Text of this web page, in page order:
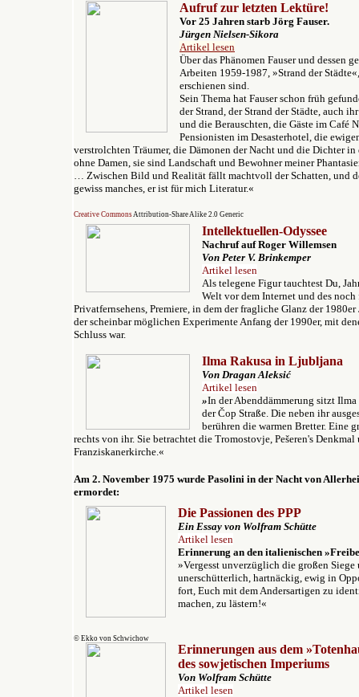
Aufruf zur letzten Lektüre!
Vor 25 Jahren starb Jörg Fauser.
Jürgen Nielsen-Sikora
Artikel lesen
Über das Phänomen Fauser und dessen
Arbeiten 1959-1987, »Strand der
erschienen sind.
Sein Thema hat Fauser schon früh
der Strand, der Strand der Städte, auch
und die Berauschten, die Gäste im Café
Pensionisten im Desasterhotel, die
verstrolchten Träumer, die Dämonen der Nacht und die Dichter
ohne Damen, sie sind Landschaft und Bewohner meiner
… Zwischen Bild und Realität fällt machtvoll der Schatten, und
gewiss manches, er ist für mich Literatur.«
Creative CommonsAttribution-Share Alike 2.0 Generic
Intellektuellen-Odyssee
Nachruf auf Roger Willemsen
Von Peter V. Brinkemper
Artikel lesen
Als telegene Figur tauchtest Du,
Welt vor dem Internet und des
Privatfernsehens, Premiere, in dem der fragliche Glanz der
der scheinbar möglichen Experimente Anfang der 1990er, mit
Schluss war.
Ilma Rakusa in Ljubljana
Von Dragan Aleksić
Artikel lesen
»In der Abenddämmerung sitzt
der Čop Straße. Die neben ihr
berühren die warmen Bretter. Eine
rechts von ihr. Sie betrachtet die Tromostovje, Pešeren's Denkmal
Franziskanerkirche.«
Am 2. November 1975 wurde Pasolini in der Nacht von
ermordet:
Die Passionen des PPP
Ein Essay von Wolfram Schütte
Artikel lesen
Erinnerung an den italienischen
»Vergesst unverzüglich die großen
unerschütterlich, hartnäckig, ewig in
fort, Euch mit dem Andersartigen zu
machen, zu lästern!«
© Ekko von Schwichow
Erinnerungen aus dem
des sowjetischen Imperiums
Von Wolfram Schütte
Artikel lesen